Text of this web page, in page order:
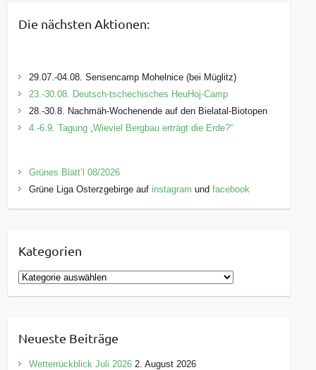
Die nächsten Aktionen:
29.07.-04.08. Sensencamp Mohelnice (bei Müglitz)
23.-30.08. Deutsch-tschechisches HeuHoj-Camp
28.-30.8. Nachmäh-Wochenende auf den Bielatal-Biotopen
4.-6.9. Tagung „Wieviel Bergbau erträgt die Erde?“
Grünes Blätt’l 08/2026
Grüne Liga Osterzgebirge auf instagram undfacebook
Kategorien
K
a
g
o
Neueste Beiträge
Wetterrückblick Juli 2026 2. August 2026